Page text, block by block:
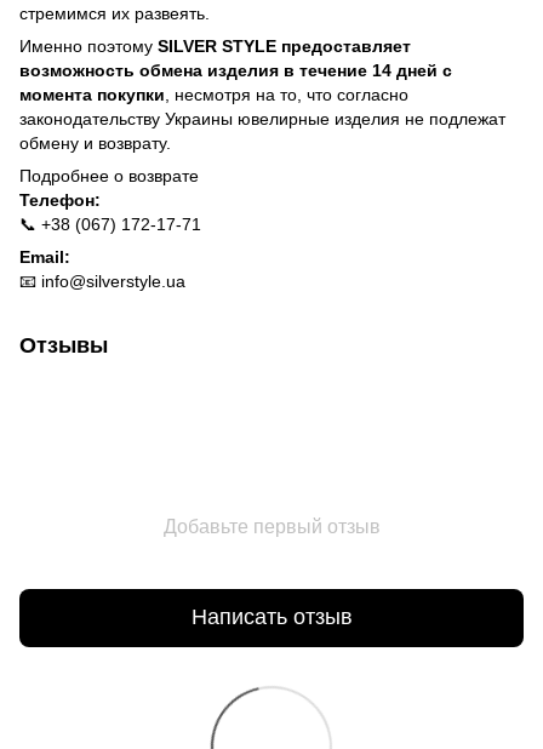
стремимся их развеять.
Именно поэтому SILVER STYLE предоставляет
возможность обмена изделия в течение 14 дней с
момента покупки , несмотря на то, что согласно
законодательству Украины ювелирные изделия не подлежат
обмену и возврату.
Подробнее о возврате
Телефон:
📞 +38 (067) 172-17-71
Email:
📧 info@silverstyle.ua
Отзывы
Добавьте первый отзыв
Написать отзыв